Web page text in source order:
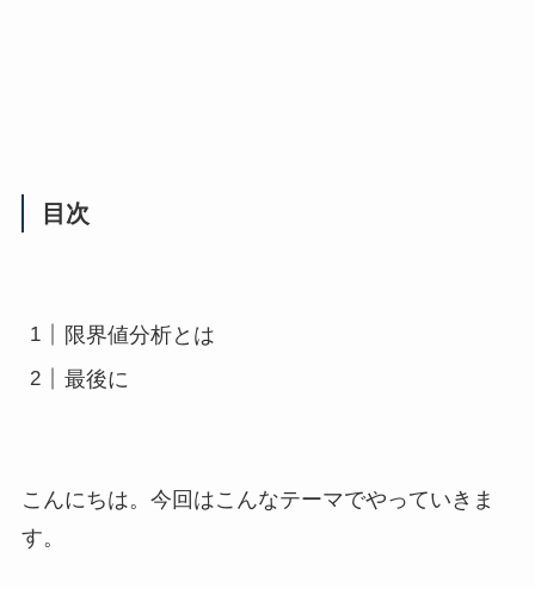
目次
限界値分析とは
最後に
こんにちは。今回はこんなテーマでやっていきま
す。